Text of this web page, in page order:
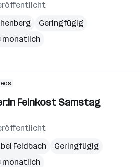
Geringfügig
monatlich
Feinkost Samstag
Feldbach
Geringfügig
monatlich